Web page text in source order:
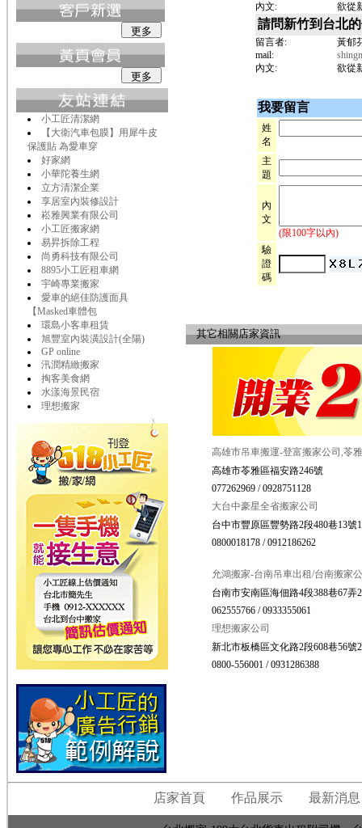
小工匠清潔網
【大衛汽車包膜】用犀牛皮
保護貼 為愛車穿
好家網
小華陀養生網
立方清潔企業
享居室內裝修設計
崧雅興業有限公司
小工匠搬家網
易昇拆除工程
尚勇科技有限公司
8895小工匠租車網
宇崎專業搬家
愛車的絕佳防護面具
【Masked車體包
環島小客車租賃
旭豐室內裝潢設計(全陽)
GP online
汛潤精緻搬家
掏客美食網
水漾海景民宿
理想搬家
內文:
欲從
請問新竹到台北
留言者:
黃郁
mail:
內文:
欲從
我要留言
姓
名
主
題
內
文
(限100字以內)
驗
證
碼
其它相關店家資訊
高雄市吊車搬運-登富搬家公司,苓
高雄市苓雅區福安路246號
077262969 / 0928751128
大台中豪星全省搬家公司
台中市豐原區豐勢路2段480巷13號
0800018178 / 0912186262
允鴻搬家-台南吊車出租/台南搬家
台南市安南區海佃路4段388巷67弄
062555766 / 0933355061
理想搬家公司
新北市板橋區文化路2段608巷56號
0800-556001 / 0931286388
店家首頁 作品展示 最新消息